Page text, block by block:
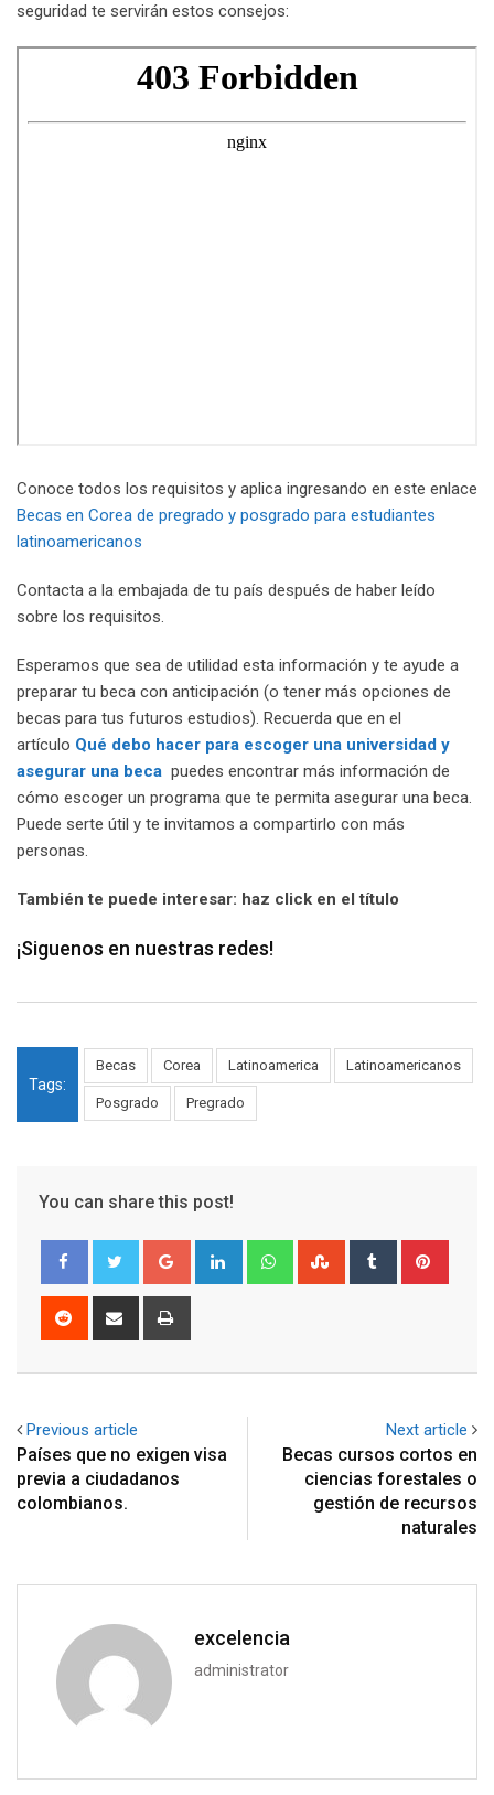
seguridad te servirán estos consejos:
Conoce todos los requisitos y aplica ingresando en este enlace
Becas en Corea de pregrado y posgrado para estudiantes
latinoamericanos
Contacta a la embajada de tu país después de haber leído
sobre los requisitos.
Esperamos que sea de utilidad esta información y te ayude a
preparar tu beca con anticipación (o tener más opciones de
becas para tus futuros estudios). Recuerda que en el
artículo Qué debo hacer para escoger una universidad y
asegurar una beca puedes encontrar más información de
cómo escoger un programa que te permita asegurar una beca.
Puede serte útil y te invitamos a compartirlo con más
personas.
También te puede interesar: haz click en el título
¡Siguenos en nuestras redes!
Tags:
Becas Corea Latinoamerica Latinoamericanos
Posgrado Pregrado
You can share this post!
Google+ LinkedIn WhatsappStumbleUpon
Tumblr
Reddit
Share
Previous article
Países que no exigen visa
previa a ciudadanos
colombianos.
Next article
Becas cursos cortos en
ciencias forestales o
gestión de recursos
naturales
excelencia
administrator